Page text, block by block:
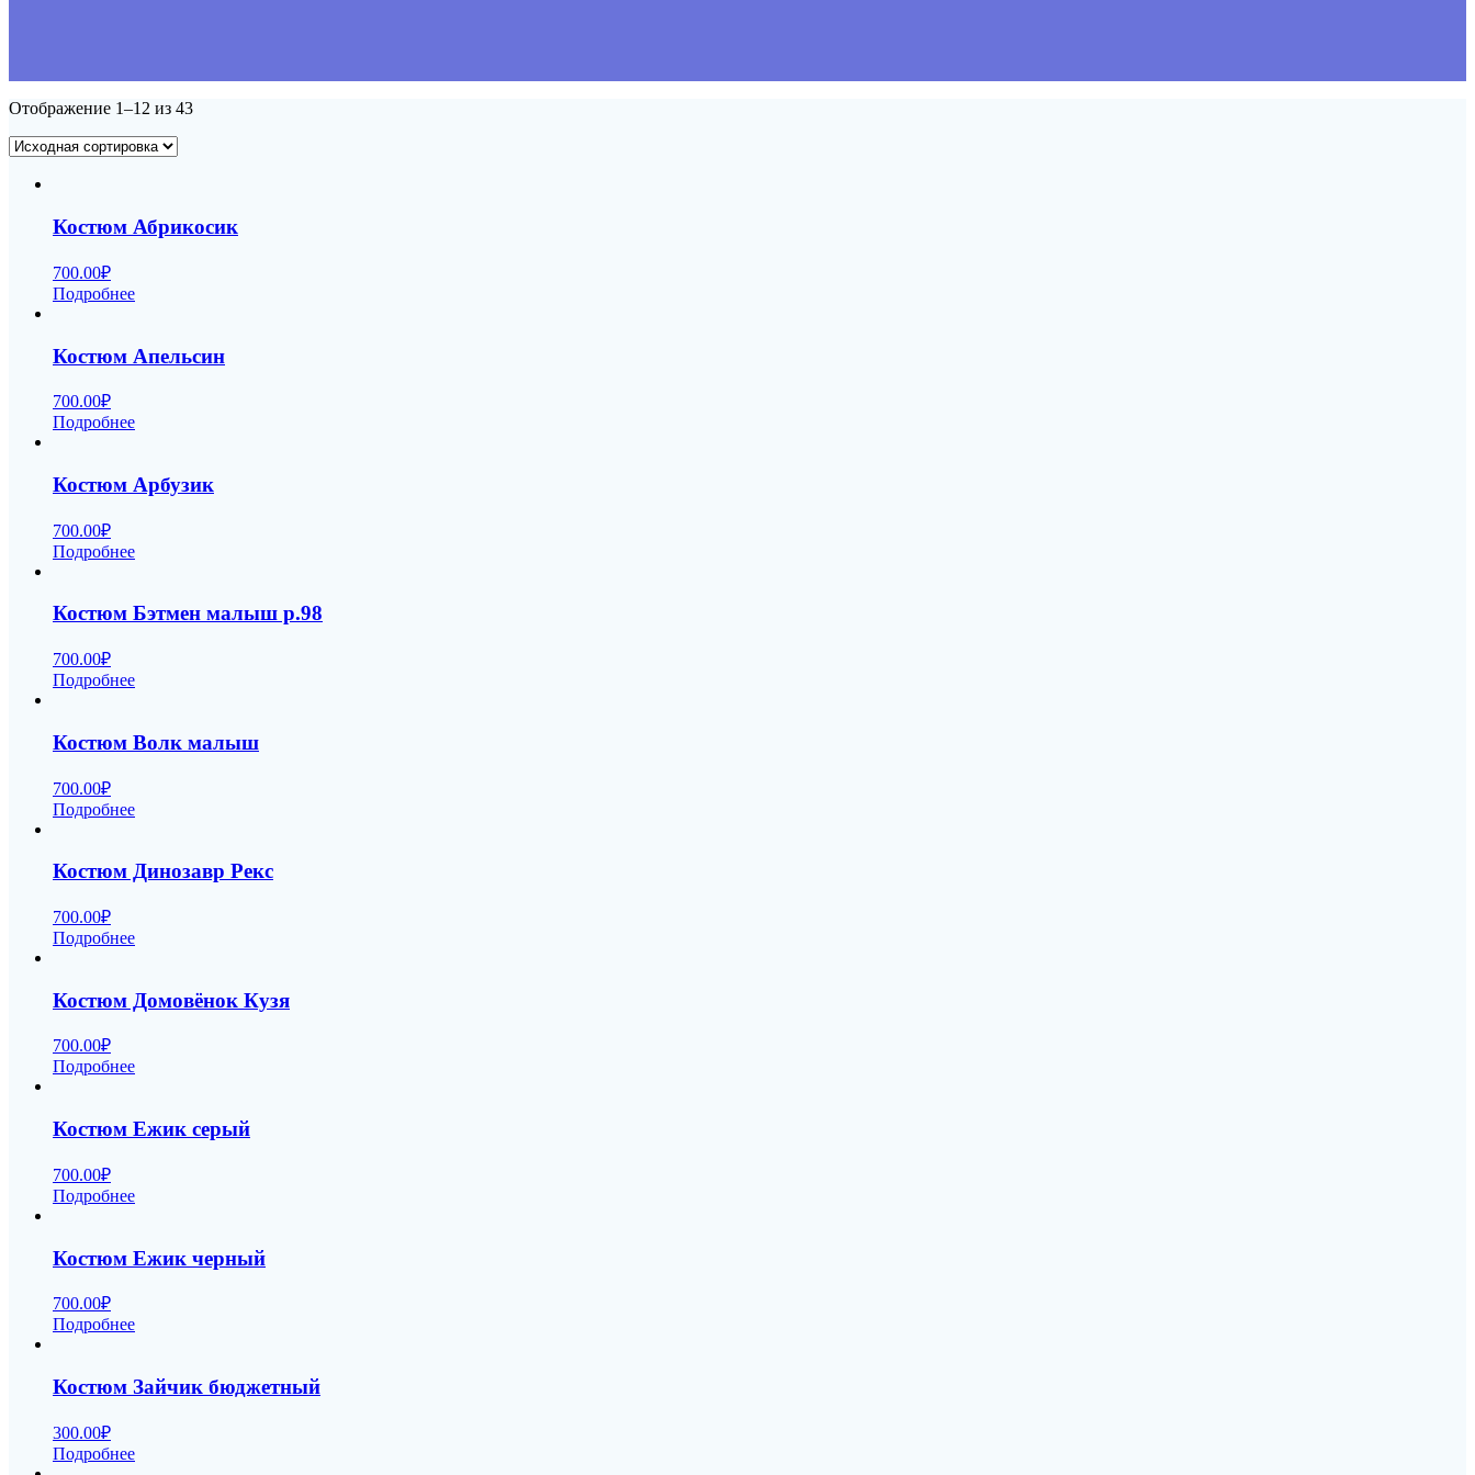
Отображение 1–12 из 43
Костюм Абрикосик
700.00₽
Подробнее
Костюм Апельсин
700.00₽
Подробнее
Костюм Арбузик
700.00₽
Подробнее
Костюм Бэтмен малыш р.98
700.00₽
Подробнее
Костюм Волк малыш
700.00₽
Подробнее
Костюм Динозавр Рекс
700.00₽
Подробнее
Костюм Домовёнок Кузя
700.00₽
Подробнее
Костюм Ежик серый
700.00₽
Подробнее
Костюм Ежик черный
700.00₽
Подробнее
Костюм Зайчик бюджетный
300.00₽
Подробнее